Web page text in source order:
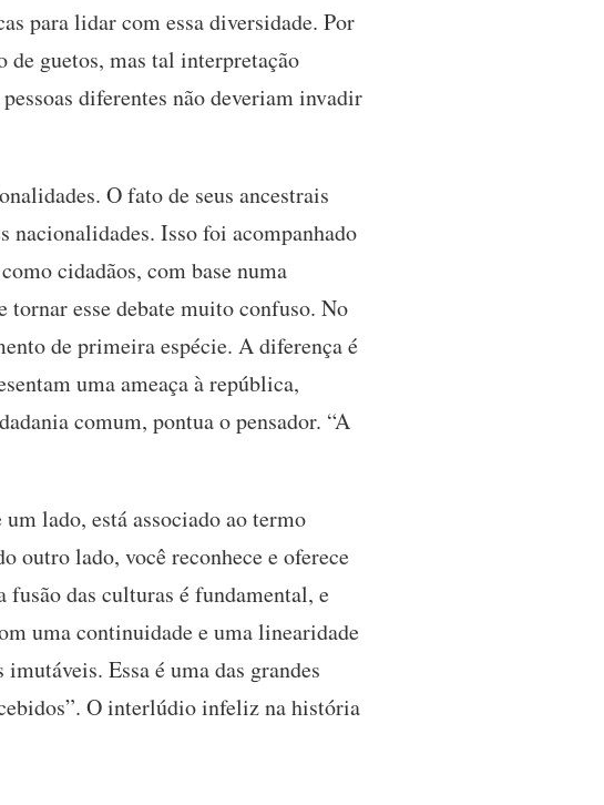
para lidar com essa diversidade. Por
guetos, mas tal interpretação
diferentes não deveriam invadir
O fato de seus ancestrais
nacionalidades. Isso foi acompanhado
cidadãos, com base numa
esse debate muito confuso. No
de primeira espécie. A diferença é
uma ameaça à república,
comum, pontua o pensador. “A
lado, está associado ao termo
outro lado, você reconhece e oferece
fusão das culturas é fundamental, e
uma continuidade e uma linearidade
Essa é uma das grandes
O interlúdio infeliz na história